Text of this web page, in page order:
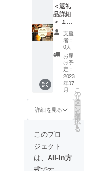
上げ
2000円
以上で
ご利用
頂けま
す。 ※
メール
でご案
内いた
しま
す。
＜返礼
品詳細
＞ １．
お住ま
いの都
道府県
で一緒
にその
土地の
体験が
できる
工芸品
を作り
ます！
【例】
漆塗り
体験、
東京→
水引ア
クセサ
支援
者：
0人
お届
け予
定：
2023
年07
月
詳細を見る
こ
の
リ
タ
ー
ン
を
選
択
す
る
このプロ
ジェクト
は、 All-In方